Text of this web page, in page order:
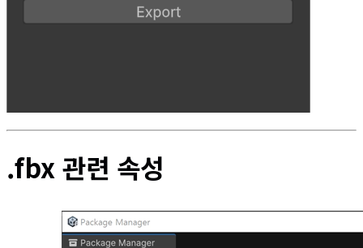
.fbx 관련 속성